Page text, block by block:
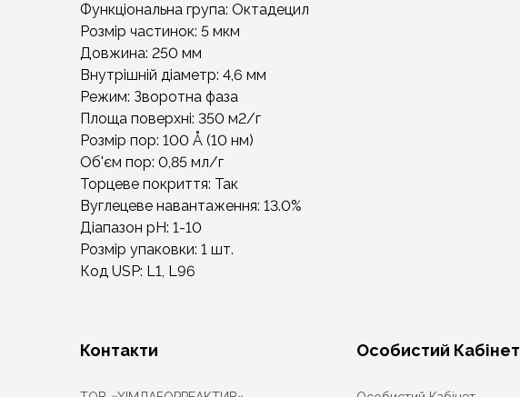
Функціональна група: Октадецил
Розмір частинок: 5 мкм
Довжина: 250 мм
Внутрішній діаметр: 4,6 мм
Режим: Зворотна фаза
Площа поверхні: 350 м2/г
Розмір пор: 100 Å (10 нм)
Об'єм пор: 0,85 мл/г
Торцеве покриття: Так
Вуглецеве навантаження: 13.0%
Діапазон pH: 1-10
Розмір упаковки: 1 шт.
Код USP: L1, L96
Контакти Особистий Кабінет